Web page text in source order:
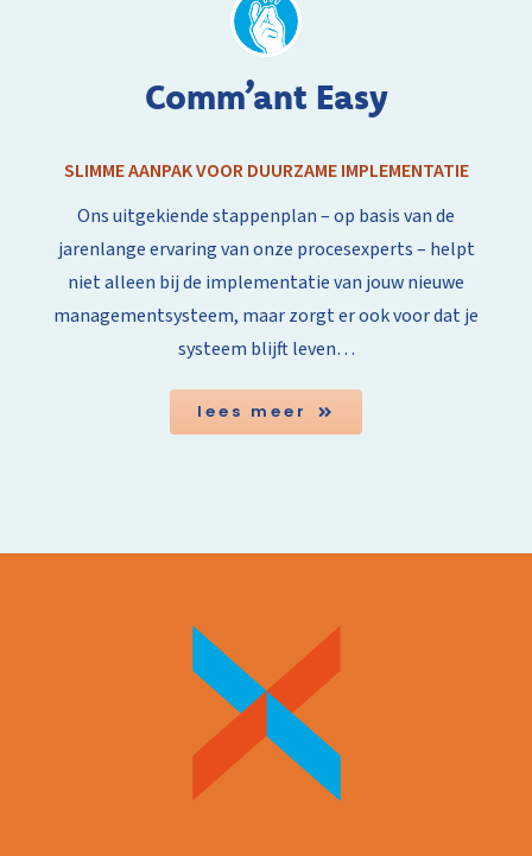
Comm’ant Easy
SLIMME AANPAK VOOR DUURZAME IMPLEMENTATIE
Ons uitgekiende stappenplan – op basis van de
jarenlange ervaring van onze procesexperts – helpt
niet alleen bij de implementatie van jouw nieuwe
managementsysteem, maar zorgt er ook voor dat je
systeem blijft leven…
lees meer